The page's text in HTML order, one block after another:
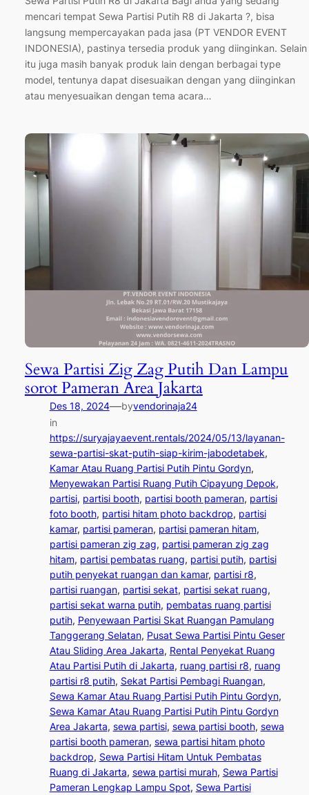
mencari tempat Sewa Partisi Putih R8 di Jakarta ?, bisa
langsung mempercayakan pada jasa (PT VENDOR EVENT
INDONESIA), pastinya tersedia produk yang diinginkan. Selain
itu juga masih banyak produk lain dengan berbagai type
model, tentunya dapat disesuaikan dengan yang diinginkan
atau menyesuaikan dengan tema acara…
Sewa Partisi Zig Zag Putih Dan Lampu
sorot Pameran Area Jakarta
Des 18, 2024—byvendorinaja24
in
https://suryajayaevent.rentals/2024/05/13/layanan-
sewa-partisi-skat-putih-siap-kirim-jabodetabek
Kamar Atau Ruang Partisi Putih Pintu Gordyn
Menyewakan Partisi Ruang Putih Cipayung Depok
partisi, partisi booth, partisi booth pameran, partisi
foto booth, partisi hitam photo backdrop, partisi
kamar, partisi pameran, partisi pameran hitam
partisi pameran zig zag, partisi pameran zig zag
hitam, partisi pembatas ruang, partisi putih, partisi
putih penyekat ruangan dan kamar, partisi r8
partisi ruangan, partisi sekat, partisi sekat ruang
partisi sekat warna putih, pembatas ruang partisi
putih, Penyewaan Partisi Skat Ruangan Pamulang
Tanggerang Selatan, Pusat Sewa Partisi Pintu Geser
Atau Sliding Area Jakarta, Rental Penyekat Ruang
Atau Partisi Putih di Jakarta, ruang partisi r8, ruang
partisi r8 putih, Sekat Partisi Pembagi Ruangan
Sewa Kamar Atau Ruang Partisi Putih Pintu Gordyn
Sewa Kamar Atau Ruang Partisi Putih Pintu Gordyn
Area Jakarta, sewa partisi, sewa partisi booth, sewa
partisi booth pameran, sewa partisi hitam photo
backdrop, Sewa Partisi Hitam Untuk Pembatas
Ruang di Jakarta, sewa partisi murah, Sewa Partisi
Pameran Lengkap Lampu Spot, Sewa Partisi